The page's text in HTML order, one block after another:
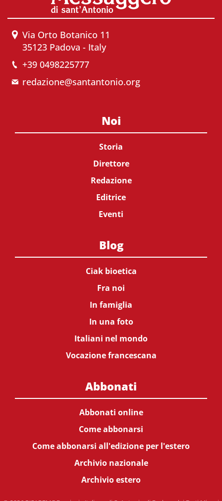
Via Orto Botanico 11
35123 Padova - Italy
+39 0498225777
redazione@santantonio.org
Noi
Storia
Direttore
Redazione
Editrice
Eventi
Blog
Ciak bioetica
Fra noi
In famiglia
In una foto
Italiani nel mondo
Vocazione francescana
Abbonati
Abbonati online
Come abbonarsi
Come abbonarsi all'edizione per l'estero
Archivio nazionale
Archivio estero